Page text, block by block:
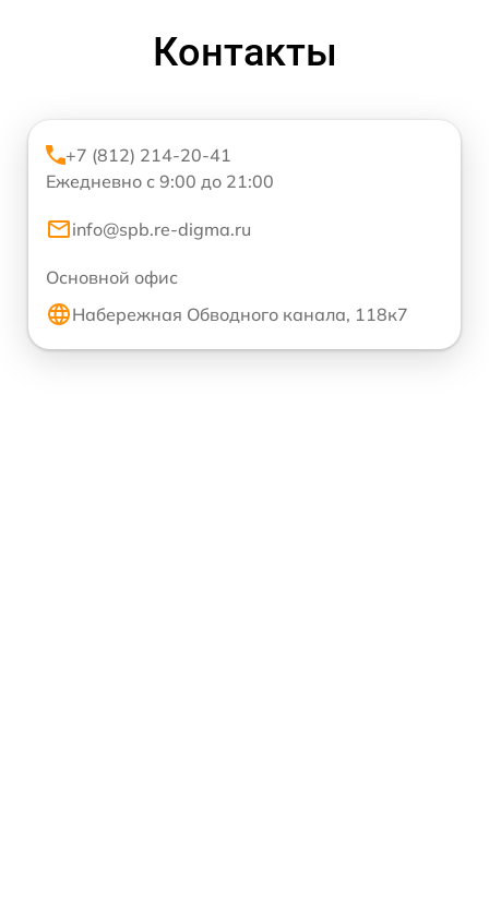
Контакты
+7 (812) 214-20-41
Ежедневно с 9:00 до 21:00
info@spb.re-digma.ru
Основной офис
Набережная Обводного канала, 118к7